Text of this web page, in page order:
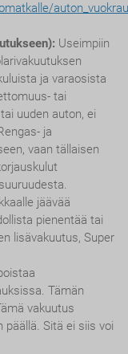
Useimpiin
ja varaosista
tai
uuden auton, ei
ja
vaan tällaisen
jäävää
pienentää tai
lisävakuutus, Super
Tämän
vakuutus
Sitä ei siis voi